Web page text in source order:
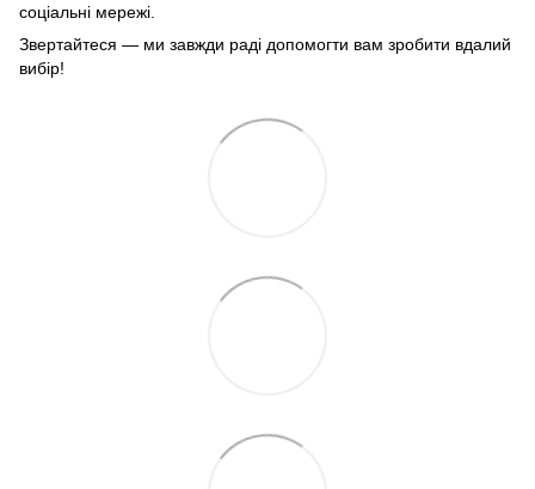
соціальні мережі.
Звертайтеся — ми завжди раді допомогти вам зробити вдалий
вибір!